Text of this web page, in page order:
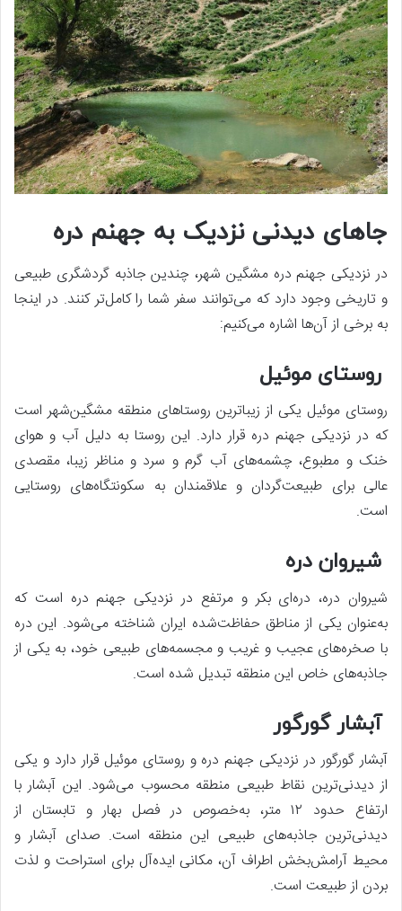
جاهای دیدنی نزدیک به جهنم دره
در نزدیکی جهنم دره مشگین شهر، چندین جاذبه گردشگری طبیعی
و تاریخی وجود دارد که می‌توانند سفر شما را کامل‌تر کنند. در اینجا
به برخی از آن‌ها اشاره می‌کنیم:
روستای موئیل
روستای موئیل یکی از زیباترین روستاهای منطقه مشگین‌شهر است
که در نزدیکی جهنم دره قرار دارد. این روستا به دلیل آب و هوای
خنک و مطبوع، چشمه‌های آب گرم و سرد و مناظر زیبا، مقصدی
عالی برای طبیعت‌گردان و علاقمندان به سکونتگاه‌های روستایی
است.
شیروان دره
شیروان دره، دره‌ای بکر و مرتفع در نزدیکی جهنم دره است که
به‌عنوان یکی از مناطق حفاظت‌شده ایران شناخته می‌شود. این دره
با صخره‌های عجیب و غریب و مجسمه‌های طبیعی خود، به یکی از
جاذبه‌های خاص این منطقه تبدیل شده است.
آبشار گورگور
آبشار گورگور در نزدیکی جهنم دره و روستای موئیل قرار دارد و یکی
از دیدنی‌ترین نقاط طبیعی منطقه محسوب می‌شود. این آبشار با
ارتفاع حدود ۱۲ متر، به‌خصوص در فصل بهار و تابستان از
دیدنی‌ترین جاذبه‌های طبیعی این منطقه است. صدای آبشار و
محیط آرامش‌بخش اطراف آن، مکانی ایده‌آل برای استراحت و لذت
بردن از طبیعت است.